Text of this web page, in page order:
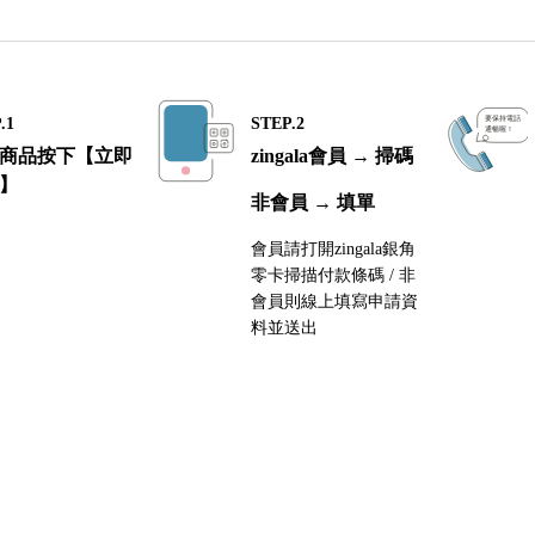
品按下【立即
STEP.2
zingala會員 → 掃碼
非會員 → 填單
會員請打開zingala銀角
零卡掃描付款條碼 / 非
會員則線上填寫申請資
料並送出